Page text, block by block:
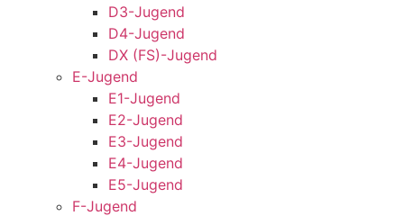
D3-Jugend
D4-Jugend
DX (FS)-Jugend
E-Jugend
E1-Jugend
E2-Jugend
E3-Jugend
E4-Jugend
E5-Jugend
F-Jugend